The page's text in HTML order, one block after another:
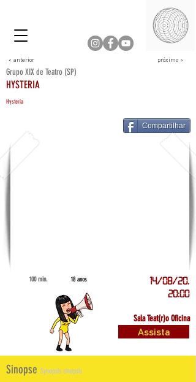
< anterior próximo >
Grupo XIX de Teatro (SP)
HYSTERIA
Hysteria
Compartilhar
100 min. 18 anos
14/08/20,
20:00
Sala Teat(r)o Oficina
Assista
Sinopse Synopsis sinopsis